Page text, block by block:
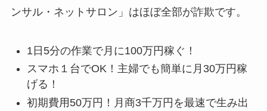
ンサル・ネットサロン」はほぼ全部が詐欺です。
1日5分の作業で月に100万円稼ぐ！
スマホ１台でOK！主婦でも簡単に月30万円稼
げる！
初期費用50万円！月商3千万円を最速で生み出